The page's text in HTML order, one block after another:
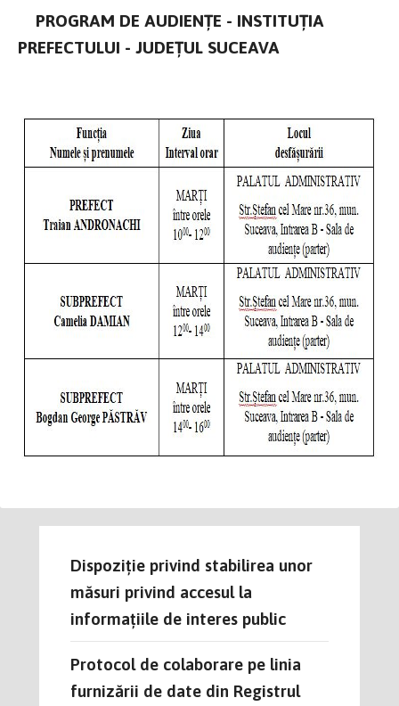
PROGRAM DE AUDIENȚE - INSTITUȚIA
PREFECTULUI - JUDEȚUL SUCEAVA
Dispoziție privind stabilirea unor
măsuri privind accesul la
informațiile de interes public
Protocol de colaborare pe linia
furnizării de date din Registrul